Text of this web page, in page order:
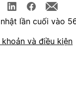
lần cuối vào
và điều kiện